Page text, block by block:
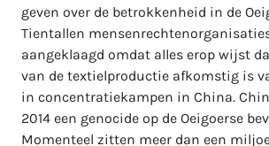
geven over de betrokkenheid in de
Tientallen
aangeklaagd omdat alles erop wijst
van de textielproductie afkomstig is
in concentratiekampen in China.
2014 een genocide op de Oeigoerse
Momenteel zitten meer dan een